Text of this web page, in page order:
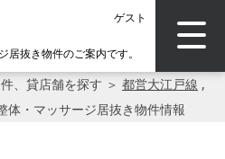
ゲスト
抜き物件のご案内です。
、貸店舗を探す ＞ 都営大江戸線 ,
体・マッサージ居抜き物件情報